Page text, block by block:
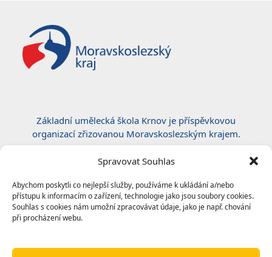
Spravovat Souhlas
Abychom poskytli co nejlepší služby, používáme k ukládání a/nebo
přístupu k informacím o zařízení, technologie jako jsou soubory cookies.
Souhlas s cookies nám umožní zpracovávat údaje, jako je např. chování
při procházení webu.
Základní umělecká škola Krnov je příspěvkovou
organizací zřizovanou Moravskoslezským krajem.
Certifikace ČSN EN ISO 50001:2019